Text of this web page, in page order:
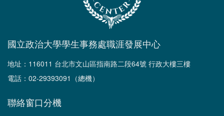
國立政治大學學生事務處職涯發展中心
地址：116011 台北市文山區指南路二段64號 行政大樓三樓
電話：02-29393091（總機）
聯絡窗口分機